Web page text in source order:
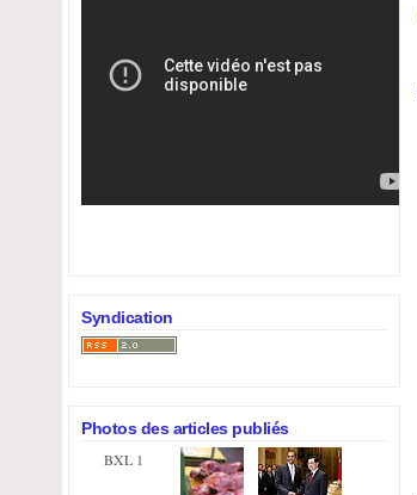
Syndication
Photos des articles publiés
BXL 1